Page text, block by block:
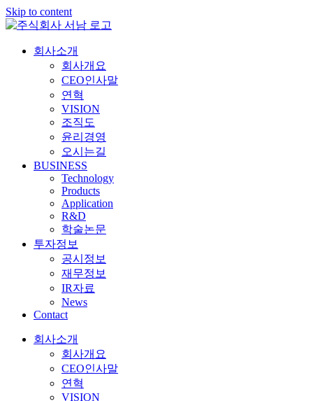
Skip to content
회사소개
회사개요
CEO인사말
연혁
VISION
조직도
윤리경영
오시는길
BUSINESS
Technology
Products
Application
R&D
학술논문
투자정보
공시정보
재무정보
IR자료
News
Contact
회사소개
회사개요
CEO인사말
연혁
VISION